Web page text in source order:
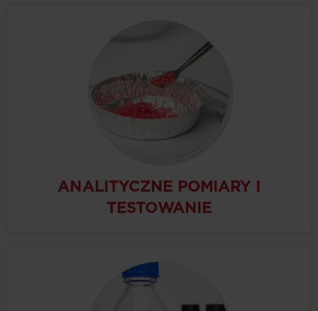
ANALITYCZNE POMIARY I
TESTOWANIE